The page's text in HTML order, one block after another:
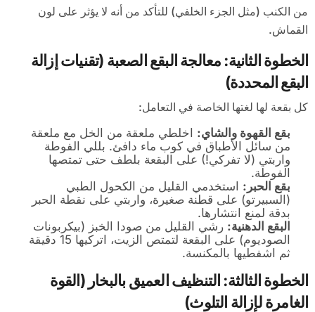
من الكنب (مثل الجزء الخلفي) للتأكد من أنه لا يؤثر على لون
القماش.
الخطوة الثانية: معالجة البقع الصعبة (تقنيات إزالة
البقع المحددة)
كل بقعة لها لغتها الخاصة في التعامل:
بقع القهوة والشاي: اخلطي ملعقة من الخل مع ملعقة
من سائل الأطباق في كوب ماء دافئ. بللي الفوطة
واربتي (لا تفركي!) على البقعة بلطف حتى تمتصها
الفوطة.
بقع الحبر: استخدمي القليل من الكحول الطبي
(السبيرتو) على قطنة صغيرة، واربتي على نقطة الحبر
بدقة لمنع انتشارها.
البقع الدهنية: رشي القليل من صودا الخبز (بيكربونات
الصوديوم) على البقعة لتمتص الزيت، اتركيها 15 دقيقة
ثم اشفطيها بالمكنسة.
الخطوة الثالثة: التنظيف العميق بالبخار (القوة
الغامرة لإزالة التلوث)